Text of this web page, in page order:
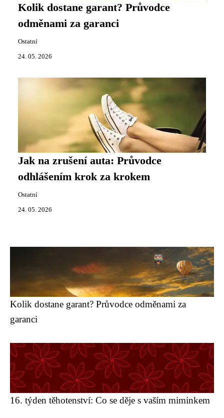
Kolik dostane garant? Průvodce
odměnami za garanci
Ostatní
24. 05. 2026
Jak na zrušení auta: Průvodce
odhlášením krok za krokem
Ostatní
24. 05. 2026
Kolik dostane garant? Průvodce odměnami za
garanci
16. týden těhotenství: Co se děje s vaším miminkem